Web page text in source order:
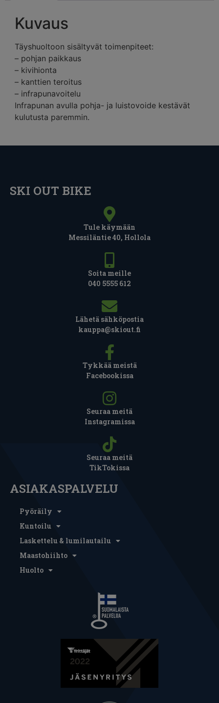
Kuvaus
Täyshuoltoon sisältyvät toimenpiteet:
– pohjan paikkaus
– kivihionta
– kanttien teroitus
– infrapunavoitelu
Infrapunan avulla pohja- ja luistovoide kestävät
kulutusta paremmin.
SKI OUT BIKE
Tule käymään
Messiläntie 40, Hollola
Soita meille
040 5555 612
Lähetä sähköpostia
kauppa@skiout.fi
Tykkää meistä
Facebookissa
Seuraa meitä
Instagramissa
Seuraa meitä
TikTokissa
ASIAKASPALVELU
Pyöräily
Kuntoilu
Laskettelu & lumilautailu
Maastohiihto
Huolto